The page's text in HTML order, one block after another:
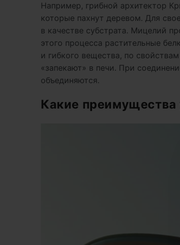
Например, грибной архитектор
которые пахнут деревом. Для
в качестве субстрата. Мицелий
этого процесса растительные
и гибкого вещества, по
«запекают» в печи. При
объединяются.
Какие преимущества